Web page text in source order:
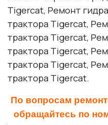
Tigercat, Ремонт
трактора Tigercat,
трактора Tigercat,
трактора Tigercat,
трактора Tigercat,
трактора Tigercat.
По вопросам
обращайтесь по